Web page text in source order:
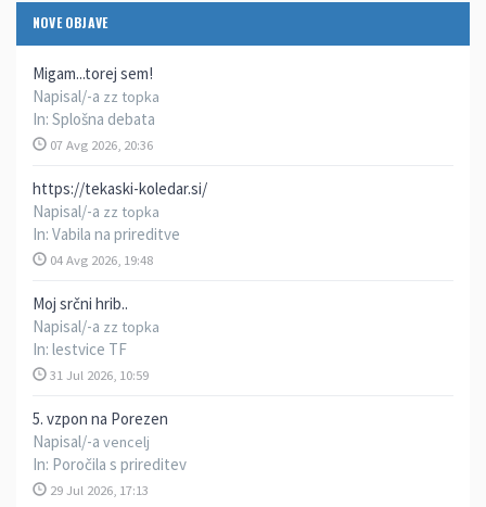
NOVE OBJAVE
Migam...torej sem!
Napisal/-a zz topka
In: Splošna debata
07 Avg 2026, 20:36
https://tekaski-koledar.si/
Napisal/-a zz topka
In: Vabila na prireditve
04 Avg 2026, 19:48
Moj srčni hrib..
Napisal/-a zz topka
In: lestvice TF
31 Jul 2026, 10:59
5. vzpon na Porezen
Napisal/-a vencelj
In: Poročila s prireditev
29 Jul 2026, 17:13